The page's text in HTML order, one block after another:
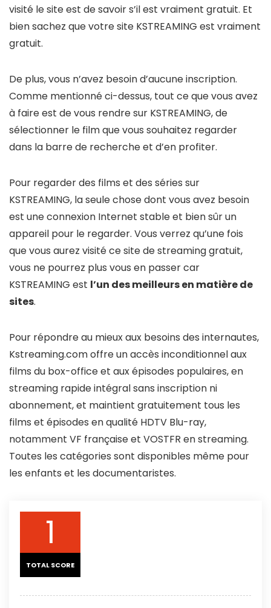
visité le site est de savoir s’il est vraiment gratuit. Et
bien sachez que votre site KSTREAMING est vraiment
gratuit.
De plus, vous n’avez besoin d’aucune inscription.
Comme mentionné ci-dessus, tout ce que vous avez
à faire est de vous rendre sur KSTREAMING, de
sélectionner le film que vous souhaitez regarder
dans la barre de recherche et d’en profiter.
Pour regarder des films et des séries sur
KSTREAMING, la seule chose dont vous avez besoin
est une connexion Internet stable et bien sûr un
appareil pour le regarder. Vous verrez qu’une fois
que vous aurez visité ce site de streaming gratuit,
vous ne pourrez plus vous en passer car
KSTREAMING est l’un des meilleurs en matière de
sites.
Pour répondre au mieux aux besoins des internautes,
Kstreaming.com offre un accès inconditionnel aux
films du box-office et aux épisodes populaires, en
streaming rapide intégral sans inscription ni
abonnement, et maintient gratuitement tous les
films et épisodes en qualité HDTV Blu-ray,
notamment VF française et VOSTFR en streaming.
Toutes les catégories sont disponibles même pour
les enfants et les documentaristes.
1
TOTAL SCORE